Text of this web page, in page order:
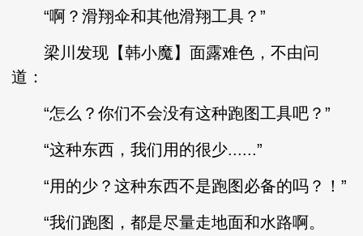
“啊？滑翔伞和其他滑翔工具？”
梁川发现【韩小魔】面露难色，不由问
道：
“怎么？你们不会没有这种跑图工具吧？”
“这种东西，我们用的很少......”
“用的少？这种东西不是跑图必备的吗？！”
“我们跑图，都是尽量走地面和水路啊。